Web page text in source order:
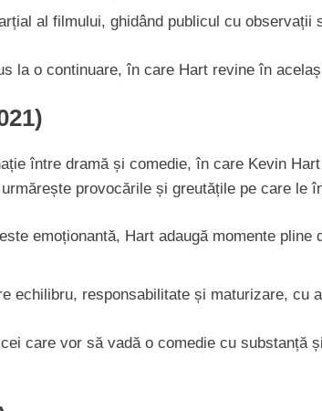
al filmului, ghidând publicul cu observații
la o continuare, în care Hart revine în
între dramă și comedie, în care Kevin
provocările și greutățile pe care le
emoționantă, Hart adaugă momente pline
echilibru, responsabilitate și maturizare, cu
care vor să vadă o comedie cu substanță